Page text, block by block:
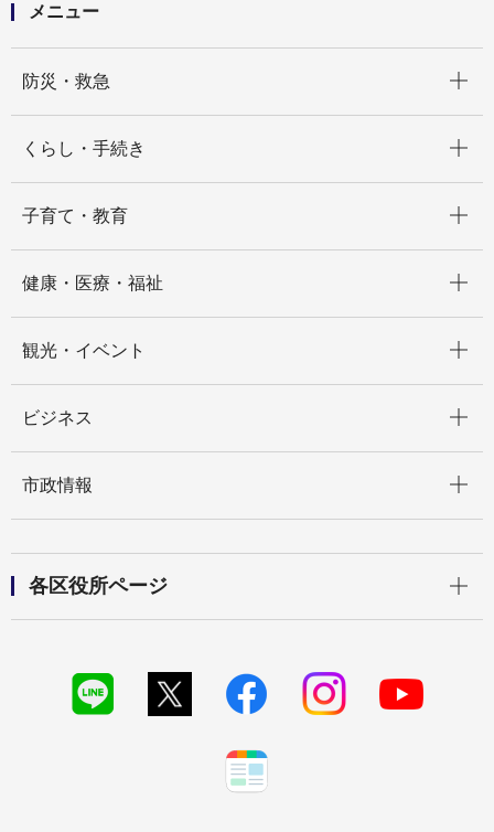
メニュー
防災・救急
くらし・手続き
子育て・教育
健康・医療・福祉
観光・イベント
ビジネス
市政情報
各区役所ページ